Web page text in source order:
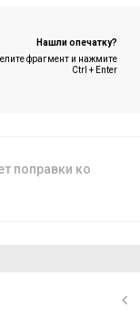
Нашли опечатку?
фрагмент и нажмите
Ctrl + Enter
поправки ко